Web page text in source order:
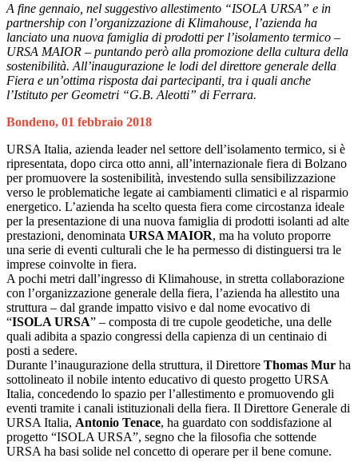
A fine gennaio, nel suggestivo allestimento “ISOLA URSA” e in
partnership con l’organizzazione di Klimahouse, l’azienda ha
lanciato una nuova famiglia di prodotti per l’isolamento termico –
URSA MAIOR – puntando però alla promozione della cultura della
sostenibilità. All’inaugurazione le lodi del direttore generale della
Fiera e un’ottima risposta dai partecipanti, tra i quali anche
l’Istituto per Geometri “G.B. Aleotti” di Ferrara.
Bondeno, 01 febbraio 2018
URSA Italia, azienda leader nel settore dell’isolamento termico, si è
ripresentata, dopo circa otto anni, all’internazionale fiera di Bolzano
per promuovere la sostenibilità, investendo sulla sensibilizzazione
verso le problematiche legate ai cambiamenti climatici e al risparmio
energetico. L’azienda ha scelto questa fiera come circostanza ideale
per la presentazione di una nuova famiglia di prodotti isolanti ad alte
prestazioni, denominata URSA MAIOR, ma ha voluto proporre
una serie di eventi culturali che le ha permesso di distinguersi tra le
imprese coinvolte in fiera.
A pochi metri dall’ingresso di Klimahouse, in stretta collaborazione
con l’organizzazione generale della fiera, l’azienda ha allestito una
struttura – dal grande impatto visivo e dal nome evocativo di
“ISOLA URSA” – composta di tre cupole geodetiche, una delle
quali adibita a spazio congressi della capienza di un centinaio di
posti a sedere.
Durante l’inaugurazione della struttura, il Direttore Thomas Mur ha
sottolineato il nobile intento educativo di questo progetto URSA
Italia, concedendo lo spazio per l’allestimento e promuovendo gli
eventi tramite i canali istituzionali della fiera. Il Direttore Generale di
URSA Italia, Antonio Tenace, ha guardato con soddisfazione al
progetto “ISOLA URSA”, segno che la filosofia che sottende
URSA ha basi solide nel concetto di operare per il bene comune.